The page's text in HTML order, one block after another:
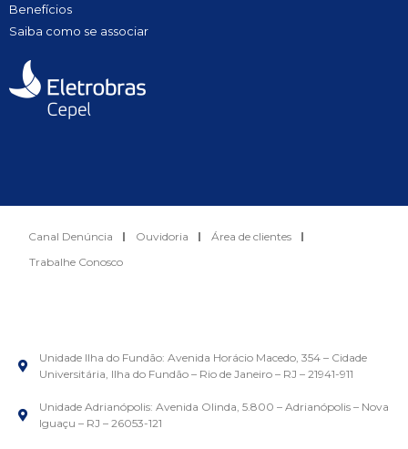
Benefícios
Saiba como se associar
Canal Denúncia Ouvidoria
Área de clientes
Trabalhe Conosco
Unidade Ilha do Fundão: Avenida Horácio Macedo, 354 – Cidade
Universitária, Ilha do Fundão – Rio de Janeiro – RJ – 21941-911
Unidade Adrianópolis: Avenida Olinda, 5.800 – Adrianópolis – Nova
Iguaçu – RJ – 26053-121